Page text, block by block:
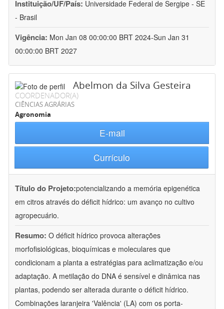
Instituição/UF/País: Universidade Federal de Sergipe - SE
- Brasil
Vigência: Mon Jan 08 00:00:00 BRT 2024-Sun Jan 31
00:00:00 BRT 2027
Abelmon da Silva Gesteira
COORDENADOR(A)
CIÊNCIAS AGRÁRIAS
Agronomia
E-mail
Currículo
Título do Projeto:potencializando a memória epigenética
em citros através do déficit hídrico: um avanço no cultivo
agropecuário.
Resumo: O déficit hídrico provoca alterações
morfofisiológicas, bioquímicas e moleculares que
condicionam a planta a estratégias para aclimatização e/ou
adaptação. A metilação do DNA é sensível e dinâmica nas
plantas, podendo ser alterada durante o déficit hídrico.
Combinações laranjeira 'Valência' (LA) com os porta-